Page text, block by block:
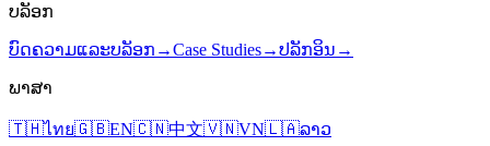
ບລັອກ
ບົດຄວາມແລະບລັອກ →Case Studies→ປລັກອິນ →
ພາສາ
🇹🇭ไทย🇬🇧EN🇨🇳中文🇻🇳VN🇱🇦ລາວ